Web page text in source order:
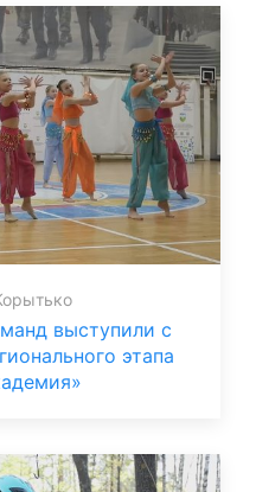
выступили с
этапа